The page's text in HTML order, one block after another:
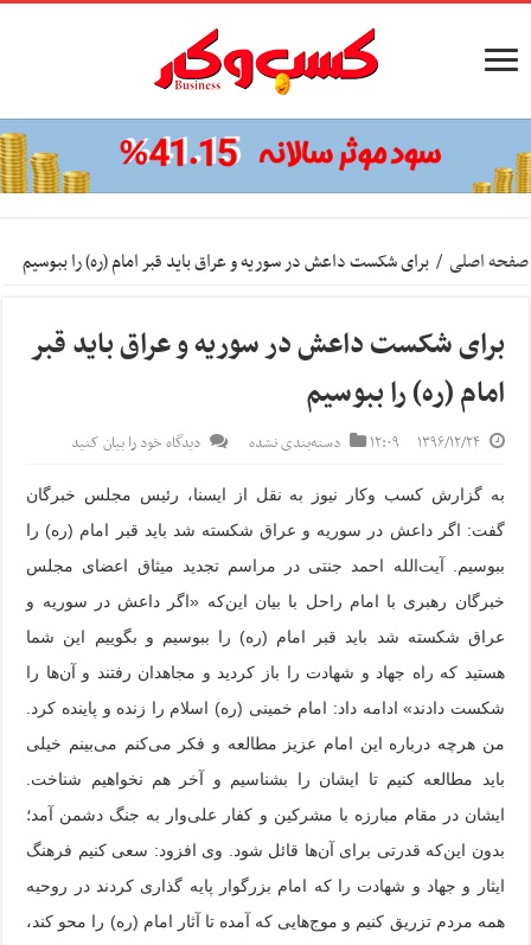
صفحه اصلی / برای شکست داعش در سوریه و عراق باید قبر امام (ره) را ببوسیم
برای شکست داعش در سوریه و عراق باید قبر
امام (ره) را ببوسیم
۱۳۹۶/۱۲/۲۴ ۱۲:۰۹ دسته‌بندی نشده دیدگاه خود را بیان کنید
به گزارش کسب وکار نیوز به نقل از ایسنا، رئیس مجلس خبرگان
گفت: اگر داعش در سوریه و عراق شکسته شد باید قبر امام (ره) را
ببوسیم. آیت‌الله احمد جنتی در مراسم تجدید میثاق اعضای مجلس
خبرگان رهبری با امام راحل با بیان این‌که «اگر داعش در سوریه و
عراق شکسته شد باید قبر امام (ره) را ببوسیم و بگوییم این شما
هستید که راه جهاد و شهادت را باز کردید و مجاهدان رفتند و آن‌ها را
شکست دادند» ادامه داد: امام خمینی (ره) اسلام را زنده و پاینده کرد.
من هرچه درباره این امام عزیز مطالعه و فکر می‌کنم می‌بینم خیلی
باید مطالعه کنیم تا ایشان را بشناسیم و آخر هم نخواهیم شناخت.
ایشان در مقام مبارزه با مشرکین و کفار علی‌وار به جنگ دشمن آمد؛
بدون این‌که قدرتی برای آن‌ها قائل شود. وی افزود: سعی کنیم فرهنگ
ایثار و جهاد و شهادت را که امام بزرگوار پایه گذاری کردند در روحیه
همه مردم تزریق کنیم و موج‌هایی که آمده تا آثار امام (ره) را محو کند،